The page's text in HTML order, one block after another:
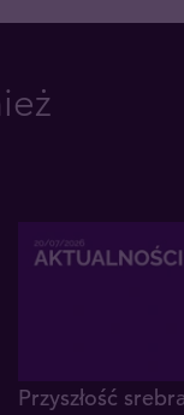
Przyszłość